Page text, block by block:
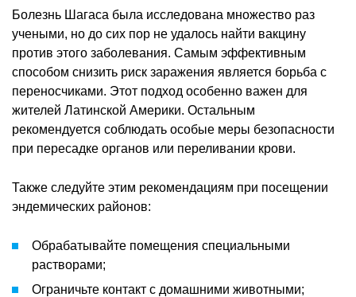
Болезнь Шагаса была исследована множество раз
учеными, но до сих пор не удалось найти вакцину
против этого заболевания. Самым эффективным
способом снизить риск заражения является борьба с
переносчиками. Этот подход особенно важен для
жителей Латинской Америки. Остальным
рекомендуется соблюдать особые меры безопасности
при пересадке органов или переливании крови.
Также следуйте этим рекомендациям при посещении
эндемических районов:
Обрабатывайте помещения специальными
растворами;
Ограничьте контакт с домашними животными;